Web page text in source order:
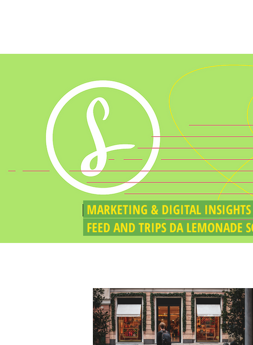
MARKETING & DIGITAL
FEED AND TRIPS DA LEMONADE